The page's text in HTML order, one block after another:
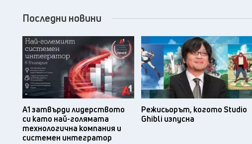
Последни новини
А1 затвърди лидерството
си като най-голямата
технологична компания и
системен интегратор
Режисьорът, когото Studio
Ghibli изпусна